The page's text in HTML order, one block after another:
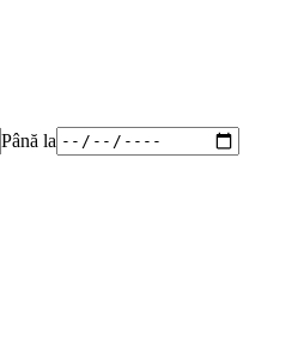
Până la